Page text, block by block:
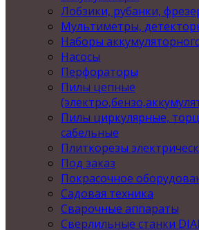
Лобзики, рубанки,
Мультиметры,
Наборы
Насосы
Перфораторы
Пилы цепные
Пилы циркулярные,
сабельные
Плиткорезы
Под заказ
Покрасочное
Садовая техника
Сварочные аппараты
Сверлильные станки